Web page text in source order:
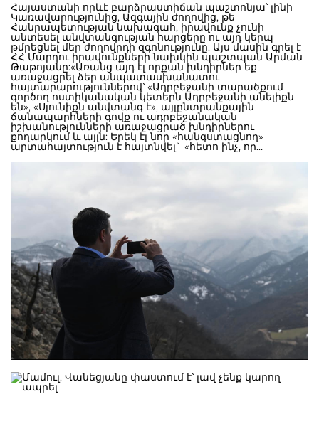
Հայաստանի որևէ բարձրաստիճան պաշտոնյա՝ լինի
Կառավարությունից, Ազգային ժողովից, թե
Հանրապետության նախագահ, իրավունք չունի
անտեսել անվտանգության հարցերը ու այդ կերպ
թմրեցնել մեր ժողովրդի զգոնությունը: Այս մասին գրել է
ՀՀ Մարդու իրավունքների նախկին պաշտպան Արման
Թաթոյանը:«Առանց այդ էլ որքան խնդիրներ եք
առաջացրել ձեր անպատասխանատու
հայտարարություններով՝ «Ադրբեջանի տարածքում
գործող ոստիկանական կետերն Ադրբեջանի անելիքն
են», «Սյունիքն անվտանգ է», այլընտրանքային
ճանապարհների գովք ու ադրբեջանական
իշխանությունների առաջացրած խնդիրներու
քողարկում և այլն: Երեկ էլ նոր «հանգստացնող»
արտահայտություն է հայտնվել` «հետո ինչ, որ
արված ձեր այդ հայտարարություններով ավելի եք
լեգիտիմացնելով ադրբեջանական զինված
ծառայողների ներկայությունը մեր գյուղերի
հարևանությամբ ու համայնքների միջև
ճանապարհներին:Ինչպե՞ս կարող ես պաշտոնական
հայտարարություններով սեփական ժողովրդիդ ու
երկրիդ անվտանգության հաշվին զիջել
իրավազորությունդ ու այն էլ դա անել այնպիսի
պետության նկատմամբ, որը հետևողականորեն
իրականացնում է ժողովրդիդ բնաջնջելու ու երկիրդ
ավերելու քաղաքականություն:Պարզ չէ՞, որ
ադրբեջանական իշխանությունները շարունակելու էին
իրենց ցեղասպան քաղաքականությունը, ու մեզ մեր
անվտանգության համար պետք են հստակ
երաշխիքներ:Հայաստանում ու Արցախում
ադրբեջանական հանցավոր ոտնձգությունները
բնույթով նույնն են, քանի որ դրանց հիմքը, աղբյուրն է
նույնը՝ մեր նկատմամբ ատելությունն էթնիկ ու
կենսագործվող քաղաքականություն է գիտության,
կրթության, մշակույթի, սպորտի ու այլ
բնագավառներում և իշխանության գոյության աղբյուր,